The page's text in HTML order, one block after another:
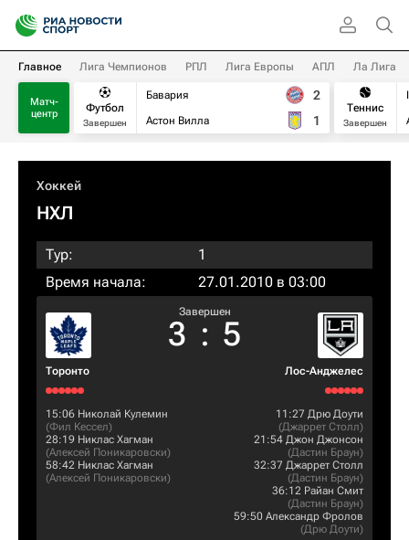
Главное Лига Чемпионов РПЛ Лига Европы АПЛ Ла Лига
Матч-
центр
Футбол
Завершен
Бавария
Астон Вилла
2
1
Теннис
Завершен
Хоккей
НХЛ
Тур:
1
Время начала:
27.01.2010 в 03:00
Торонто
Завершен
3 : 5
Лос-Анджелес
15:06 Николай Кулемин
(Фил Кессел)
28:19 Никлас Хагман
(Алексей Поникаровски)
58:42 Никлас Хагман
(Алексей Поникаровски)
11:27 Дрю Доути
(Джаррет Столл)
21:54 Джон Джонсон
(Дастин Браун)
32:37 Джаррет Столл
(Дастин Браун)
36:12 Райан Смит
(Дастин Браун)
59:50 Александр Фролов
(Дрю Доути)